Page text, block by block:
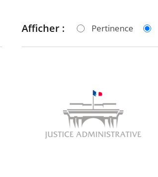
Afficher : Pertinence
supérieur